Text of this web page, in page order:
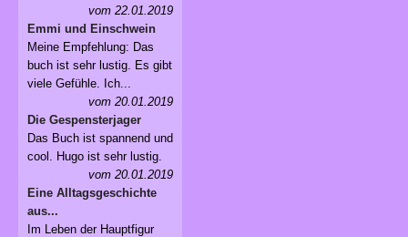
vom 22.01.2019
Emmi und Einschwein
Meine Empfehlung: Das
buch ist sehr lustig. Es gibt
viele Gefühle. Ich...
vom 20.01.2019
Die Gespensterjager
Das Buch ist spannend und
cool. Hugo ist sehr lustig.
vom 20.01.2019
Eine Alltagsgeschichte
aus...
Im Leben der Hauptfigur